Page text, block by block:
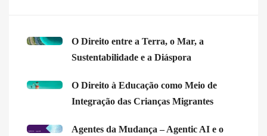
O Direito entre a Terra, o Mar, a
Sustentabilidade e a Diáspora
O Direito à Educação como Meio de
Integração das Crianças Migrantes
Agentes da Mudança – Agentic AI e o